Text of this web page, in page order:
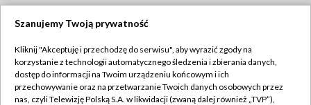
TVP
Abonament TVP
Regulamin TVP
Szanujemy Twoją prywatność
Kliknij "Akceptuję i przechodzę do serwisu", aby wyrazić zgody na
korzystanie z technologii automatycznego śledzenia i zbierania danych,
dostęp do informacji na Twoim urządzeniu końcowym i ich
przechowywanie oraz na przetwarzanie Twoich danych osobowych przez
nas, czyli Telewizję Polską S.A. w likwidacji (zwaną dalej również „TVP”),